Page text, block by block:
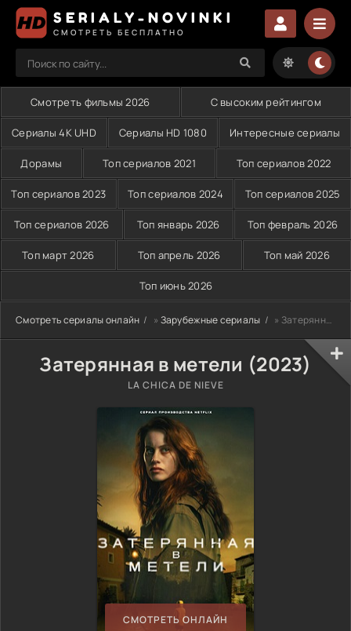
SERIALY-NOVINKI
СМОТРЕТЬ БЕСПЛАТНО
Смотреть фильмы 2026 С высоким рейтингом
Сериалы 4K UHD Сериалы HD 1080 Интересные сериалы
Дорамы Топ сериалов 2021 Топ сериалов 2022
Топ сериалов 2023 Топ сериалов 2024 Топ сериалов 2025
Топ сериалов 2026 Топ январь 2026 Топ февраль 2026
Топ март 2026 Топ апрель 2026 Топ май 2026
Топ июнь 2026
Смотреть сериалы онлайн » Зарубежные сериалы » Затерянная в метели (2023)
Затерянная в метели (2023)
LA CHICA DE NIEVE
СМОТРЕТЬ ОНЛАЙН